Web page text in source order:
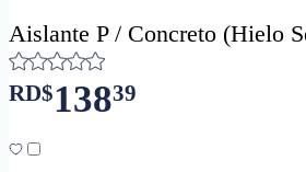
Aislante P / Concreto (Hielo
RD$13839